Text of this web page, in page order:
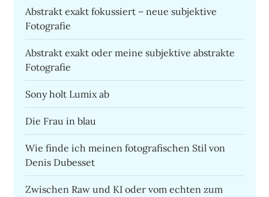
Abstrakt exakt fokussiert – neue subjektive
Fotografie
Abstrakt exakt oder meine subjektive abstrakte
Fotografie
Sony holt Lumix ab
Die Frau in blau
Wie finde ich meinen fotografischen Stil von
Denis Dubesset
Zwischen Raw und KI oder vom echten zum